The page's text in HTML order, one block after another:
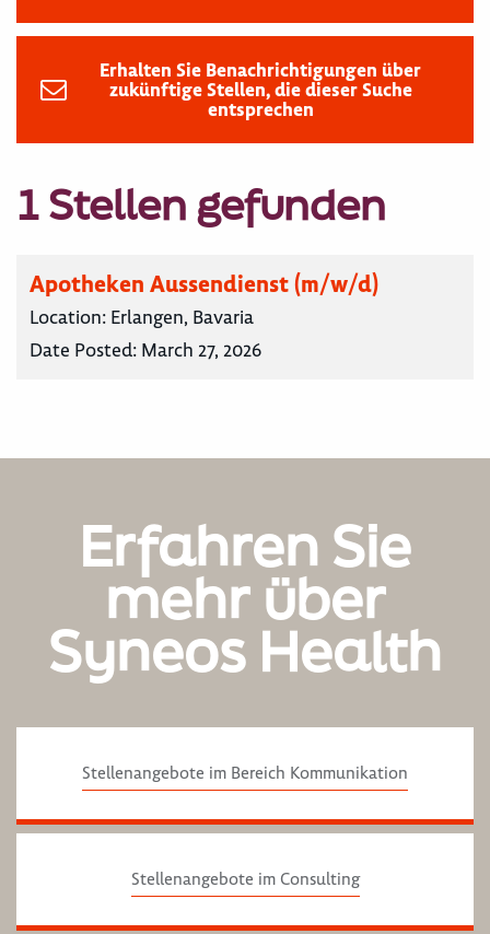
Erhalten Sie Benachrichtigungen über
zukünftige Stellen, die dieser Suche
entsprechen
1 Stellen gefunden
Apotheken Aussendienst (m/w/d)
Location: Erlangen, Bavaria
Date Posted: March 27, 2026
Erfahren Sie
mehr über
Syneos Health
Stellenangebote im Bereich Kommunikation
Stellenangebote im Consulting